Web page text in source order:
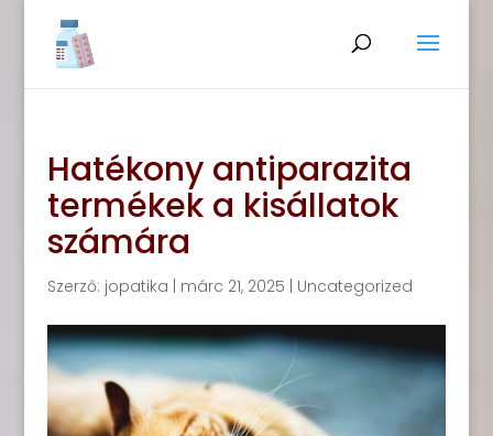
Hatékony antiparazita
termékek a kisállatok
számára
Szerző: jopatika márc 21, 2025 Uncategorized